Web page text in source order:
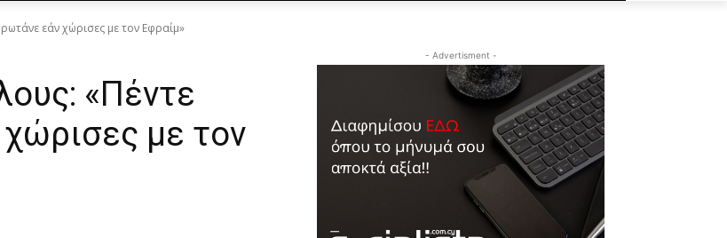
εάν χώρισες με τον Εφραίμ»
«Πέντε
με τον
- Advertisment -